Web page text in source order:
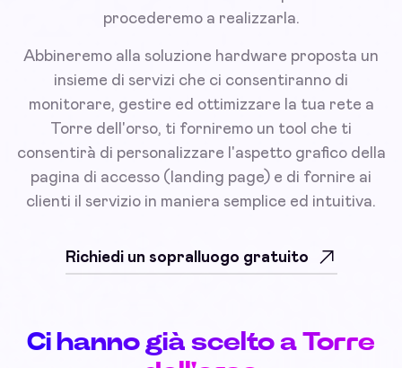
procederemo a realizzarla.
Abbineremo alla soluzione hardware proposta un
insieme di servizi che ci consentiranno di
monitorare, gestire ed ottimizzare la tua rete a
Torre dell'orso, ti forniremo un tool che ti
consentirà di personalizzare l'aspetto grafico della
pagina di accesso (landing page) e di fornire ai
clienti il servizio in maniera semplice ed intuitiva.
Richiedi un sopralluogo gratuito
Ci hanno già scelto a Torre